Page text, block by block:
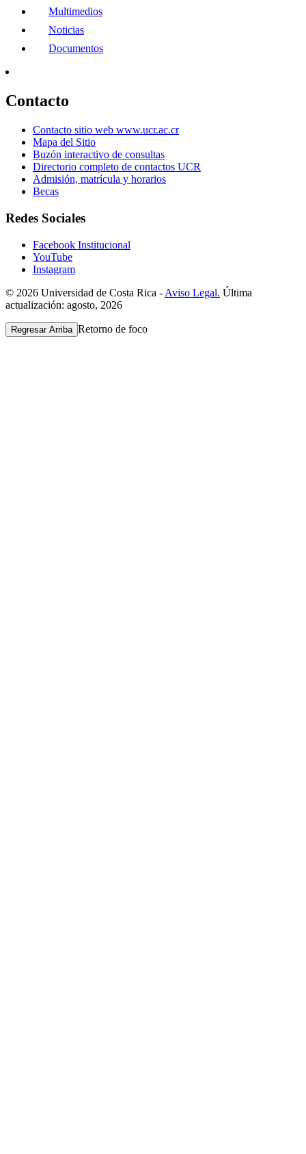
Multimedios
Noticias
Documentos
Contacto
Contacto sitio web www.ucr.ac.cr
Mapa del Sitio
Buzón interactivo de consultas
Directorio completo de contactos UCR
Admisión, matrícula y horarios
Becas
Redes Sociales
Facebook Institucional
YouTube
Instagram
© 2026 Universidad de Costa Rica - Aviso Legal. Última
actualización: agosto, 2026
Regresar Arriba Retorno de foco